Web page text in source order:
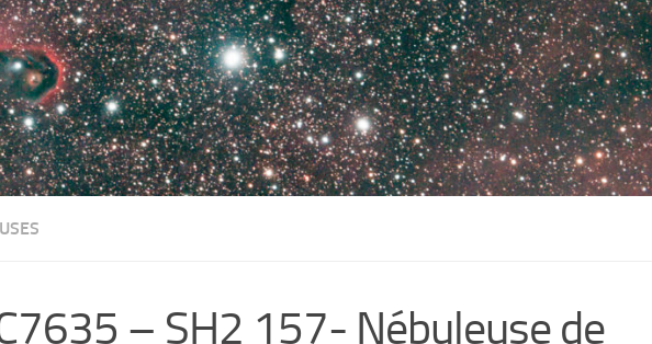
– SH2 157- Nébuleuse de